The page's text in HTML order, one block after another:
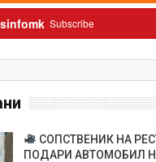
Subscribe
СОПСТВЕНИК НА
ПОДАРИ АВТОМОБИЛ